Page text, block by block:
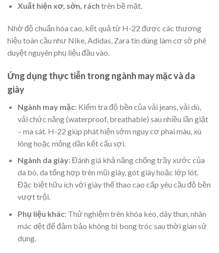
Xuất hiện xơ, sờn, rách trên bề mặt.
Nhờ độ chuẩn hóa cao, kết quả từ H-22 được các thương
hiệu toàn cầu như Nike, Adidas, Zara tin dùng làm cơ sở phê
duyệt nguyên phụ liệu đầu vào.
Ứng dụng thực tiễn trong ngành may mặc và da
giày
Ngành may mặc: Kiểm tra độ bền của vải jeans, vải dù,
vải chức năng (waterproof, breathable) sau nhiều lần giặt
– ma sát. H-22 giúp phát hiện sớm nguy cơ phai màu, xù
lông hoặc mỏng dần kết cấu sợi.
Ngành da giày: Đánh giá khả năng chống trầy xước của
da bò, da tổng hợp trên mũi giày, gót giày hoặc lớp lót.
Đặc biệt hữu ích với giày thể thao cao cấp yêu cầu độ bền
vượt trội.
Phụ liệu khác: Thử nghiệm trên khóa kéo, dây thun, nhãn
mác dệt để đảm bảo không bị bong tróc sau thời gian sử
dụng.